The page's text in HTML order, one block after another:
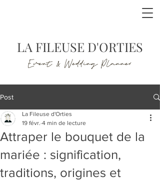
LA FILEUSE D'ORTIES
Event & Wedding Planner
Post
Attraper le bouquet de la
mariée : signification,
traditions, origines et
La Fileuse d'Orties
19 févr. 4 min de lecture